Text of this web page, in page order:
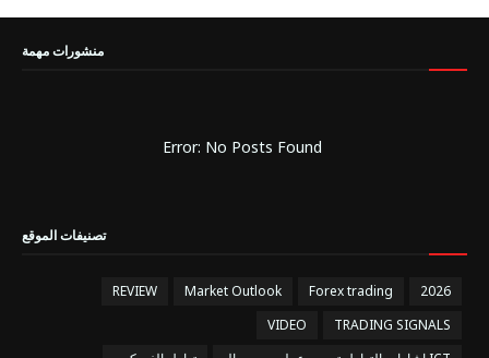
منشورات مهمة
Error: No Posts Found
تصنيفات الموقع
2026
Forex trading
Market Outlook
REVIEW
TRADING SIGNALS
VIDEO